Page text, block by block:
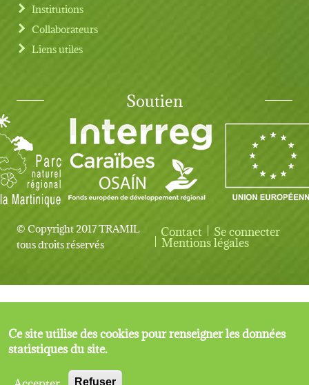
Institutions
Collaborateurs
Liens utiles
Soutien
© Copyright 2017 TRAMIL
tous droits réservés
User account menu
Contact Se connecter
Mentions légales
Ce site utilise des cookies pour renseigner les données
statistiques du site.
Refuser